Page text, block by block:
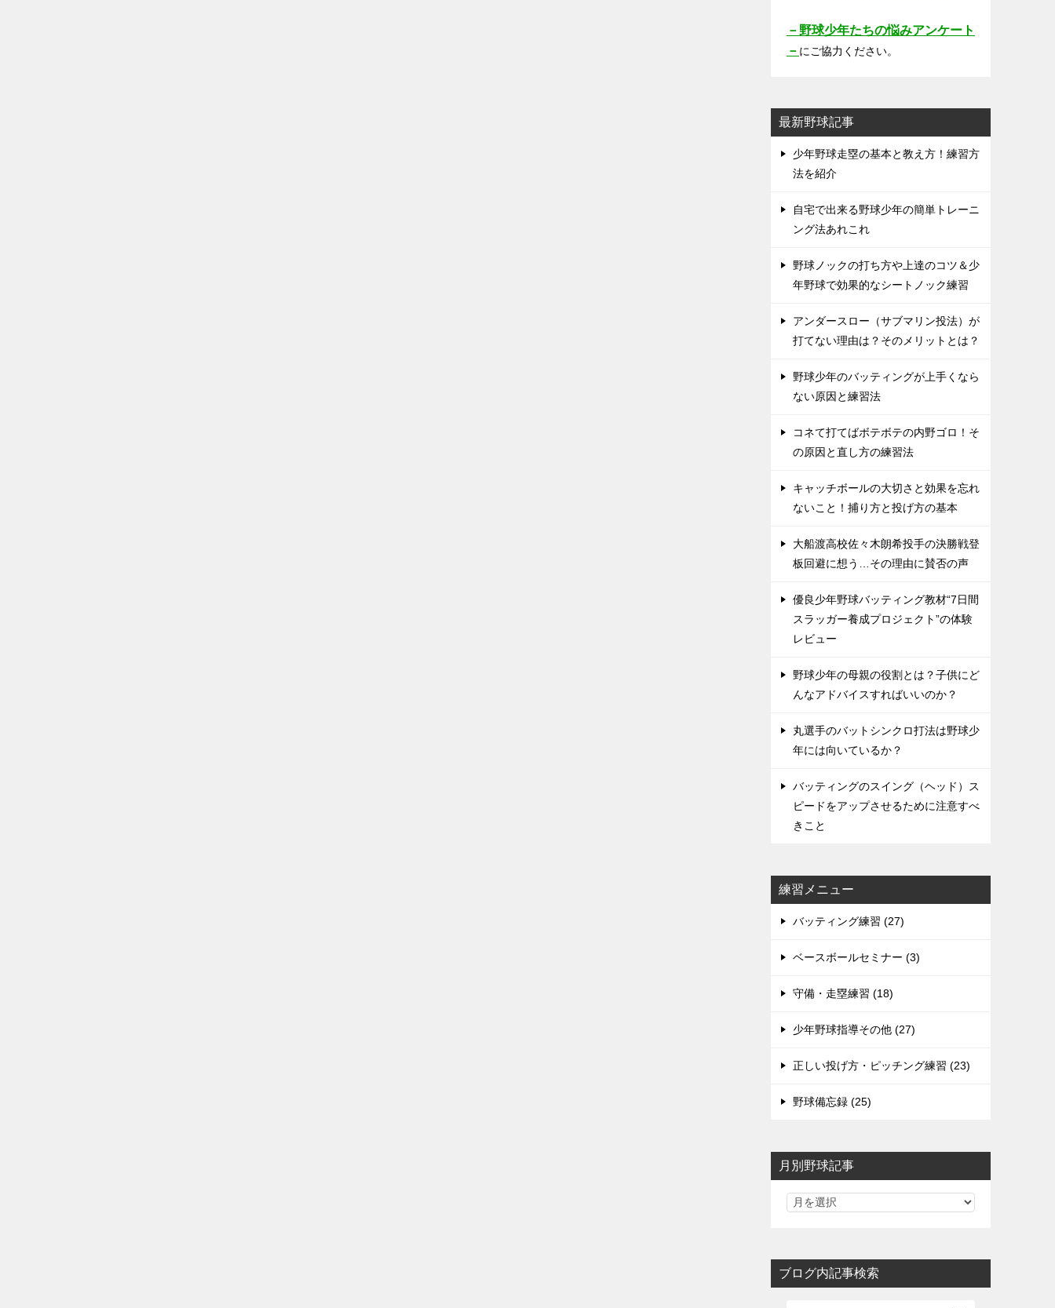
－野球少年たちの悩みアンケート
－ にご協力ください。
最新野球記事
少年野球走塁の基本と教え方！練習方
法を紹介
自宅で出来る野球少年の簡単トレーニ
ング法あれこれ
野球ノックの打ち方や上達のコツ＆少
年野球で効果的なシートノック練習
アンダースロー（サブマリン投法）が
打てない理由は？そのメリットとは？
野球少年のバッティングが上手くなら
ない原因と練習法
コネて打てばボテボテの内野ゴロ！そ
の原因と直し方の練習法
キャッチボールの大切さと効果を忘れ
ないこと！捕り方と投げ方の基本
大船渡高校佐々木朗希投手の決勝戦登
板回避に想う…その理由に賛否の声
優良少年野球バッティング教材“7日間
スラッガー養成プロジェクト”の体験
レビュー
野球少年の母親の役割とは？子供にど
んなアドバイスすればいいのか？
丸選手のバットシンクロ打法は野球少
年には向いているか？
バッティングのスイング（ヘッド）ス
ピードをアップさせるために注意すべ
きこと
練習メニュー
バッティング練習 (27)
ベースボールセミナー (3)
守備・走塁練習 (18)
少年野球指導その他 (27)
正しい投げ方・ピッチング練習 (23)
野球備忘録 (25)
月別野球記事
ブログ内記事検索